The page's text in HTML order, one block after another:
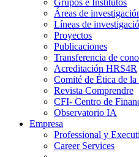
Grupos e Institutos
Áreas de
Líneas de
Proyectos
Publicaciones
Transferencia de
Acreditación HRS4R
Comité de Ética de
Revista Comprendre
CFI- Centro de
Observatorio IA
Empresa
Professional y
Career Services